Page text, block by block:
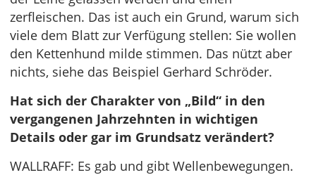
zerfleischen. Das ist auch ein Grund, warum sich
viele dem Blatt zur Verfügung stellen: Sie wollen
den Kettenhund milde stimmen. Das nützt aber
nichts, siehe das Beispiel Gerhard Schröder.
Hat sich der Charakter von „Bild“ in den
vergangenen Jahrzehnten in wichtigen
Details oder gar im Grundsatz verändert?
WALLRAFF: Es gab und gibt Wellenbewegungen.